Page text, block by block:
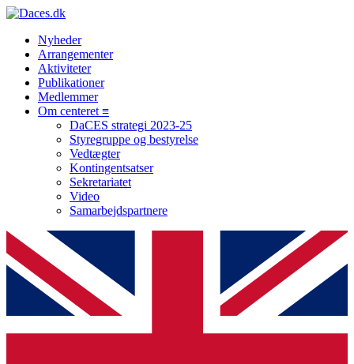
Nyheder
Arrangementer
Aktiviteter
Publikationer
Medlemmer
Om centeret ≡
DaCES strategi 2023-25
Styregruppe og bestyrelse
Vedtægter
Kontingentsatser
Sekretariatet
Video
Samarbejdspartnere